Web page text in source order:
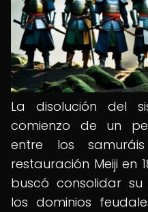
La disolución del
comienzo de un
entre los
restauración Meiji en
buscó consolidar
los dominios